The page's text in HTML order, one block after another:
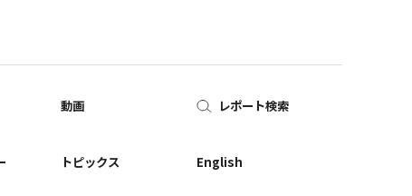
動画
トピックス
レポート検索
English